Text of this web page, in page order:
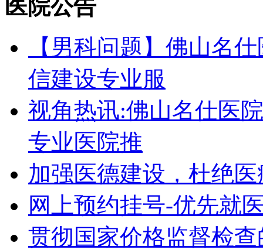
医院公告
【男科问题】佛山名
信建设专业服
视角热讯:佛山名仕医
专业医院推
加强医德建设，杜绝
网上预约挂号-优先就
贯彻国家价格监督检